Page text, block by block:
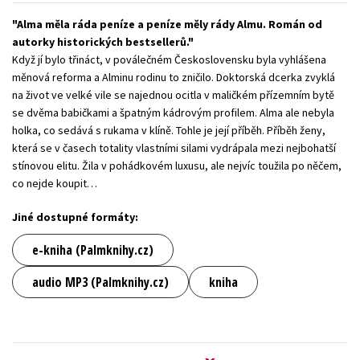
Young adult (SK)
Zahraniční literatura Zdraví a životní styl
Všechny tituly
Alma měla ráda peníze a peníze měly rády Almu. Román od
autorky historických bestsellerů.
Když jí bylo třináct, v poválečném Československu byla vyhlášena
měnová reforma a Alminu rodinu to zničilo. Doktorská dcerka zvyklá
na život ve velké vile se najednou ocitla v maličkém přízemním bytě
se dvěma babičkami a špatným kádrovým profilem. Alma ale nebyla
holka, co sedává s rukama v klíně. Tohle je její příběh. Příběh ženy,
která se v časech totality vlastními silami vydrápala mezi nejbohatší
stínovou elitu. Žila v pohádkovém luxusu, ale nejvíc toužila po něčem,
co nejde koupit…
Jiné dostupné formáty:
e-kniha (Palmknihy.cz)
audio MP3 (Palmknihy.cz)
kniha